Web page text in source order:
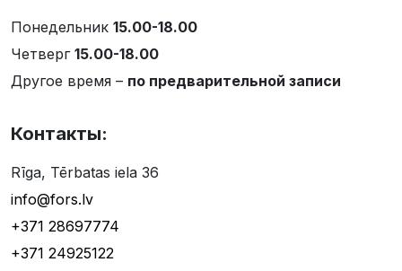
Понедельник 15.00-18.00
Четверг 15.00-18.00
Другое время – по предварительной записи
Контакты:
Rīga, Tērbatas iela 36
info@fors.lv
+371 28697774
+371 24925122